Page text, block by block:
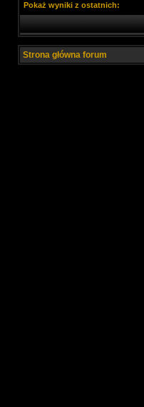
Pokaż wyniki z ostatnich:
Strona główna forum